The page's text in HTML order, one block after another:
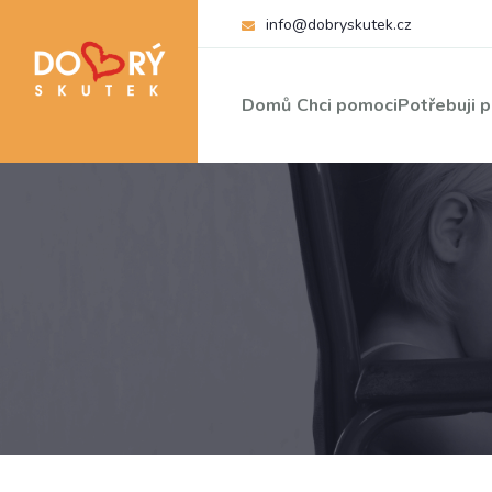
info@dobryskutek.cz
Domů Chci pomociPotřebuji